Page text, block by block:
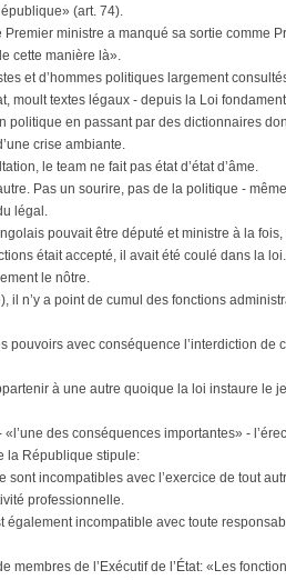
(art. 74).
ministre a manqué sa sortie comme
cette manière là».
et d’hommes politiques largement
moult textes légaux - depuis la Loi
politique en passant par des dictionnaires
crise ambiante.
le team ne fait pas état d’état d’âme.
Pas un sourire, pas de la politique -
légal.
pouvait être député et ministre à la
était accepté, il avait été coulé dans la
le nôtre.
il n’y a point de cumul des fonctions
avec conséquence l’interdiction de
à une autre quoique la loi instaure le
des conséquences importantes» -
la République stipule:
incompatibles avec l’exercice de tout
professionnelle.
incompatible avec toute
membres de l’Exécutif de l’État: «Les